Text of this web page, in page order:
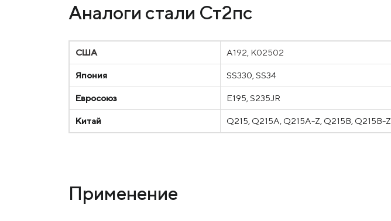
Аналоги стали Ст2пс
США A192, K02502
Япония SS330, SS34
Евросоюз E195, S235JR
Китай Q215, Q215A, Q215A-Z, Q215B, Q215B-Z
Применение